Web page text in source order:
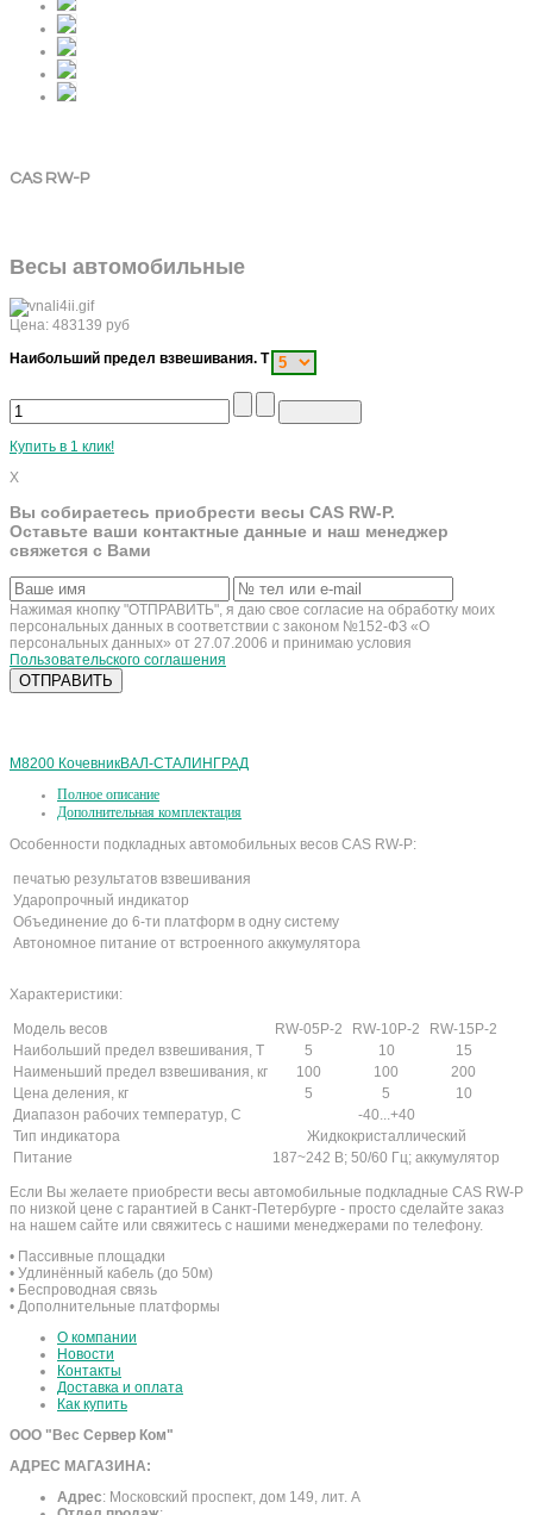
CAS RW-P
Весы автомобильные
Цена: 483139 руб
Наибольший предел взвешивания. Т
Купить в 1 клик!
X
Вы собираетесь приобрести весы CAS RW-P.
Оставьте ваши контактные данные и наш менеджер
свяжется с Вами
Нажимая кнопку "ОТПРАВИТЬ", я даю свое согласие на обработку моих
персональных данных в соответствии с законом №152-ФЗ «О
персональных данных» от 27.07.2006 и принимаю условия
Пользовательского соглашения
М8200 КочевникВАЛ-СТАЛИНГРАД
Полное описание
Дополнительная комплектация
Особенности подкладных автомобильных весов CAS RW-P:
печатью результатов взвешивания
Ударопрочный индикатор
Объединение до 6-ти платформ в одну систему
Автономное питание от встроенного аккумулятора
Характеристики:
Модель весов RW-05P-2 RW-10P-2
RW-15P-2
Наибольший предел взвешивания, Т
5 10
15
Наименьший предел взвешивания, кг
100 100
200
Цена деления, кг
5 5
10
Диапазон рабочих температур, С
-40...+40
Тип индикатора
Жидкокристаллический
Питание
187~242 В; 50/60 Гц; аккумулятор
Если Вы желаете приобрести весы автомобильные подкладные CAS RW-P
по низкой цене с гарантией в Санкт-Петербурге - просто сделайте заказ
на нашем сайте или свяжитесь с нашими менеджерами по телефону.
• Пассивные площадки
• Удлинённый кабель (до 50м)
• Беспроводная связь
• Дополнительные платформы
О компании
Новости
Контакты
Доставка и оплата
Как купить
ООО "Вес Сервер Ком"
АДРЕС МАГАЗИНА:
Адрес: Московский проспект, дом 149, лит. А